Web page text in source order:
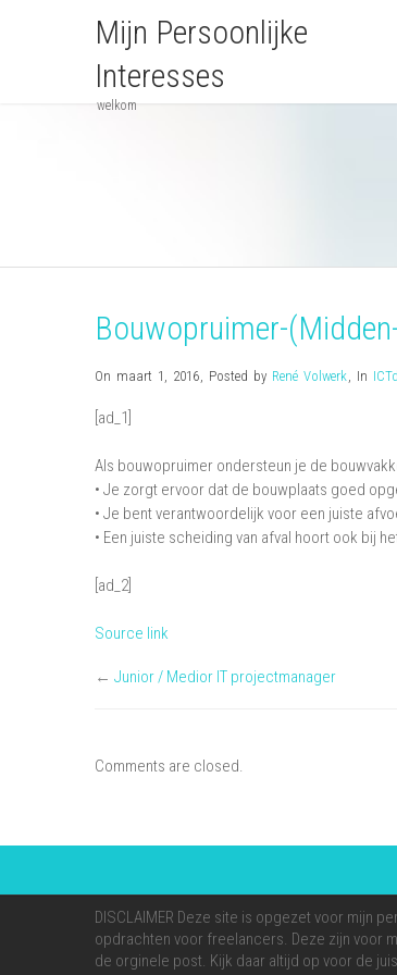
Mijn Persoonlijke
Interesses
welkom
Bouwopruimer-
On maart 1, 2016, Posted by René Volwerk, In
[ad_1]
Als bouwopruimer ondersteun je de
• Je zorgt ervoor dat de bouwplaats goed
• Je bent verantwoordelijk voor een juiste
• Een juiste scheiding van afval hoort ook bij
[ad_2]
Source link
← Junior / Medior IT projectmanager
Comments are closed.
DISCLAIMER Deze site is opgezet voor mijn
opdrachten voor freelancers. Deze zijn voor
de orginele post. Kijk daar altijd op voor de